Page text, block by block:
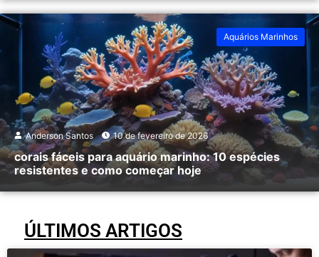
Anderson Santos 10 de fevereiro de 2026
corais fáceis para aquário marinho: 10 espécies
resistentes e como começar hoje
Aquários Marinhos
ÚLTIMOS ARTIGOS